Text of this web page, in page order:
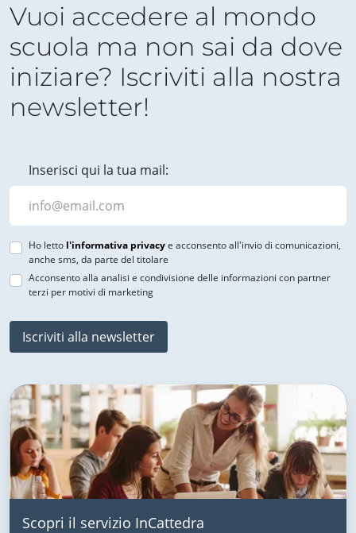
Vuoi accedere al mondo
scuola ma non sai da dove
iniziare? Iscriviti alla nostra
newsletter!
Inserisci qui la tua mail:
Ho letto l'informativa privacye acconsento all'invio di comunicazioni,
anche sms, da parte del titolare
Acconsento alla analisi e condivisione delle informazioni con partner
terzi per motivi di marketing
Iscriviti alla newsletter
Scopri il servizio InCattedra